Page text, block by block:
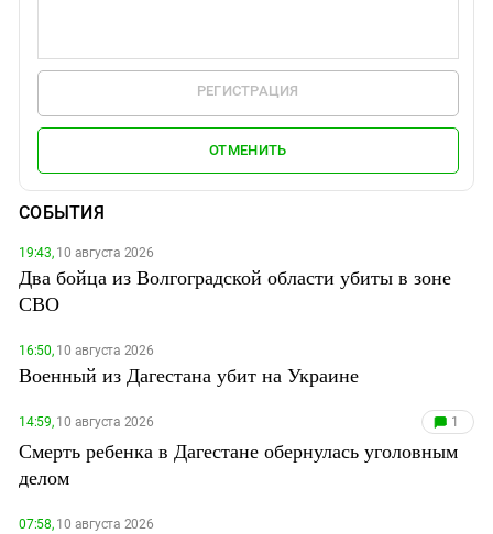
РЕГИСТРАЦИЯ
ОТМЕНИТЬ
СОБЫТИЯ
19:43,10 августа 2026
Два бойца из Волгоградской области убиты в зоне
СВО
16:50,10 августа 2026
Военный из Дагестана убит на Украине
14:59,10 августа 2026 1
Смерть ребенка в Дагестане обернулась уголовным
делом
07:58,10 августа 2026